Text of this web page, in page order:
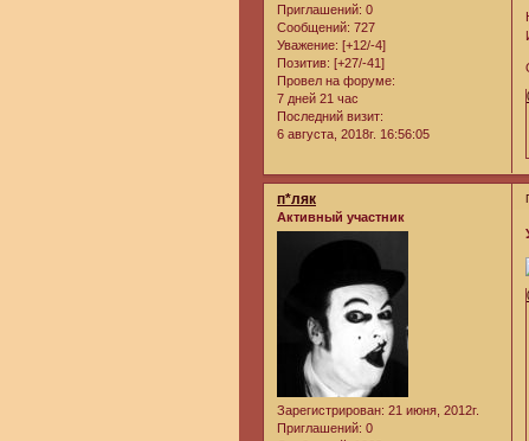
Приглашений: 0
Сообщений: 727
Уважение: [+12/-4]
Позитив: [+27/-41]
Провел на форуме:
7 дней 21 час
Последний визит:
6 августа, 2018г. 16:56:05
п*ляк
Активный участник
Зарегистрирован: 21 июня, 2012г.
Приглашений: 0